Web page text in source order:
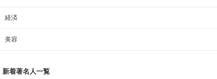
経済
美容
新着著名人一覧